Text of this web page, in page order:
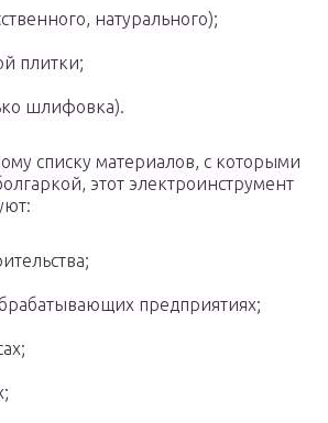
натурального);
плитки;
шлифовка).
списку материалов, с которыми
этот электроинструмент
предприятиях;